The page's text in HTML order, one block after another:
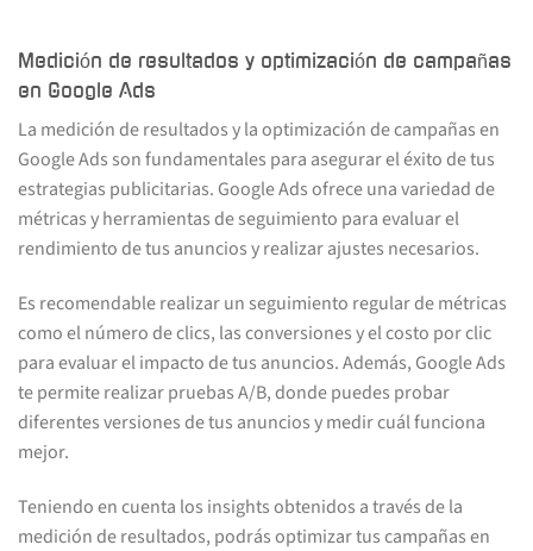
Medición de resultados y optimización de campañas
en Google Ads
La medición de resultados y la optimización de campañas en
Google Ads son fundamentales para asegurar el éxito de tus
estrategias publicitarias. Google Ads ofrece una variedad de
métricas y herramientas de seguimiento para evaluar el
rendimiento de tus anuncios y realizar ajustes necesarios.
Es recomendable realizar un seguimiento regular de métricas
como el número de clics, las conversiones y el costo por clic
para evaluar el impacto de tus anuncios. Además, Google Ads
te permite realizar pruebas A/B, donde puedes probar
diferentes versiones de tus anuncios y medir cuál funciona
mejor.
Teniendo en cuenta los insights obtenidos a través de la
medición de resultados, podrás optimizar tus campañas en